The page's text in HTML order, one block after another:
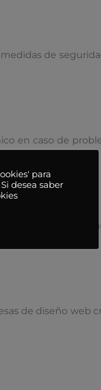
de
en caso de
estándares web.
de diseño web
para
desea saber